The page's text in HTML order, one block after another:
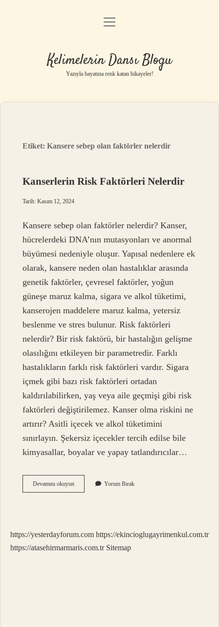
Anasayfa
Yasal Uyarı
menüyü
Kelimelerin Dansı Blogu
Yazıyla hayatına renk katan hikayeler!
Etiket:Kansere sebep olan faktörler nelerdir
Kanserlerin Risk Faktörleri Nelerdir
Tarih: Kasım 12, 2024
Kansere sebep olan faktörler nelerdir? Kanser,
hücrelerdeki DNA’nın mutasyonları ve anormal
büyümesi nedeniyle oluşur. Yapısal nedenlere ek
olarak, kansere neden olan hastalıklar arasında
genetik faktörler, çevresel faktörler, yoğun
güneşe maruz kalma, sigara ve alkol tüketimi,
kanserojen maddelere maruz kalma, yetersiz
beslenme ve stres bulunur. Risk faktörleri
nelerdir? Bir risk faktörü, bir hastalığın gelişme
olasılığını etkileyen bir parametredir. Farklı
hastalıkların farklı risk faktörleri vardır. Sigara
içmek gibi bazı risk faktörleri ortadan
kaldırılabilirken, yaş veya aile geçmişi gibi risk
faktörleri değiştirilemez. Kanser olma riskini ne
artırır? Asitli içecek ve alkol tüketimini
sınırlayın. Şekersiz içecekler tercih edilse bile
kimyasallar, boyalar ve yapay tatlandırıcılar…
Devamını okuyunKanserlerin
Risk
Yorum Bırak
https://yesterdayforum.com https://ekincioglugayrimenkul.com.tr
https://atasehirmarmaris.com.tr Sitemap